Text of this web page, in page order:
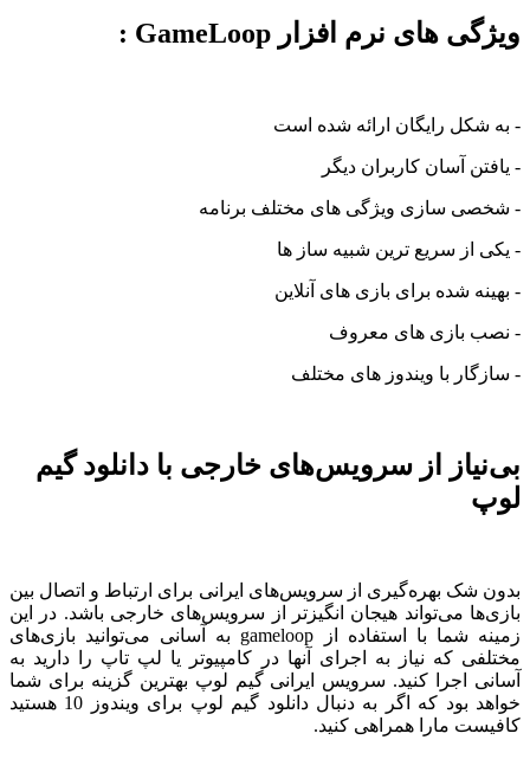
ویژگی های نرم افزار GameLoop :
- به شکل رایگان ارائه شده است
- یافتن آسان کاربران دیگر
- شخصی سازی ویژگی های مختلف برنامه
- یکی از سریع ترین شبیه ساز ها
- بهینه شده برای بازی های آنلاین
- نصب بازی های معروف
- سازگار با ویندوز های مختلف
بی‌نیاز از سرویس‌های خارجی با دانلودگیم
لوپ
بدون شک بهره‌گیری از سرویس‌های ایرانی برای ارتباط و اتصال بین
بازی‌ها می‌تواند هیجان انگیزتر از سرویس‌های خارجی باشد. در این
زمینه شما با استفاده از
gameloop به آسانی می‌توانید بازی‌های
مختلفی که نیاز به اجرای آنها در کامپیوتر یا لپ تاپ را دارید به
آسانی اجرا کنید. سرویس ایرانی گیم لوپ بهترین گزینه برای شما
خواهد بود که اگر به دنبال دانلود گیم لوپ برای ویندوز 10 هستید
کافیست مارا همراهی کنید.